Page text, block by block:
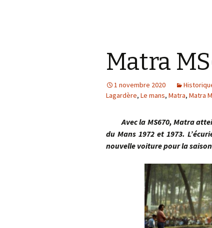
Matra
1 novembre 2020
Lagardère, Le mans, Matra, Matra
Avec la MS670, Matra
du Mans 1972 et 1973.
nouvelle voiture pour la saison